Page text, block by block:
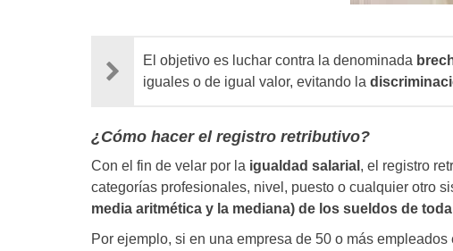
El objetivo es luchar contra la denominada
iguales o de igual valor, evitando la
¿Cómo hacer el registro retributivo?
Con el fin de velar por la igualdad salarial , el registro
categorías profesionales, nivel, puesto o cualquier otro
media aritmética y la mediana) de los sueldos de
Por ejemplo, si en una empresa de 50 o más